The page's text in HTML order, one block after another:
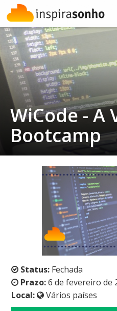
WiCode - A
Bootcamp
Status: Fechada
Prazo:6 de fevereiro de
Local:
Vários países